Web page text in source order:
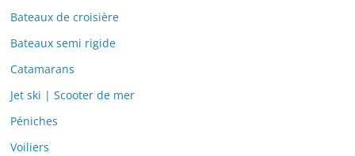
Bateaux de croisière
Bateaux semi rigide
Catamarans
Jet ski | Scooter de mer
Péniches
Voiliers